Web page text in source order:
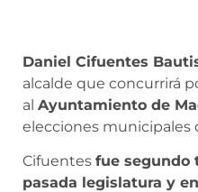
Daniel Cifuentes
alcalde que concurrirá
al Ayuntamiento de
elecciones municipales
Cifuentes fue segundo
pasada legislatura y